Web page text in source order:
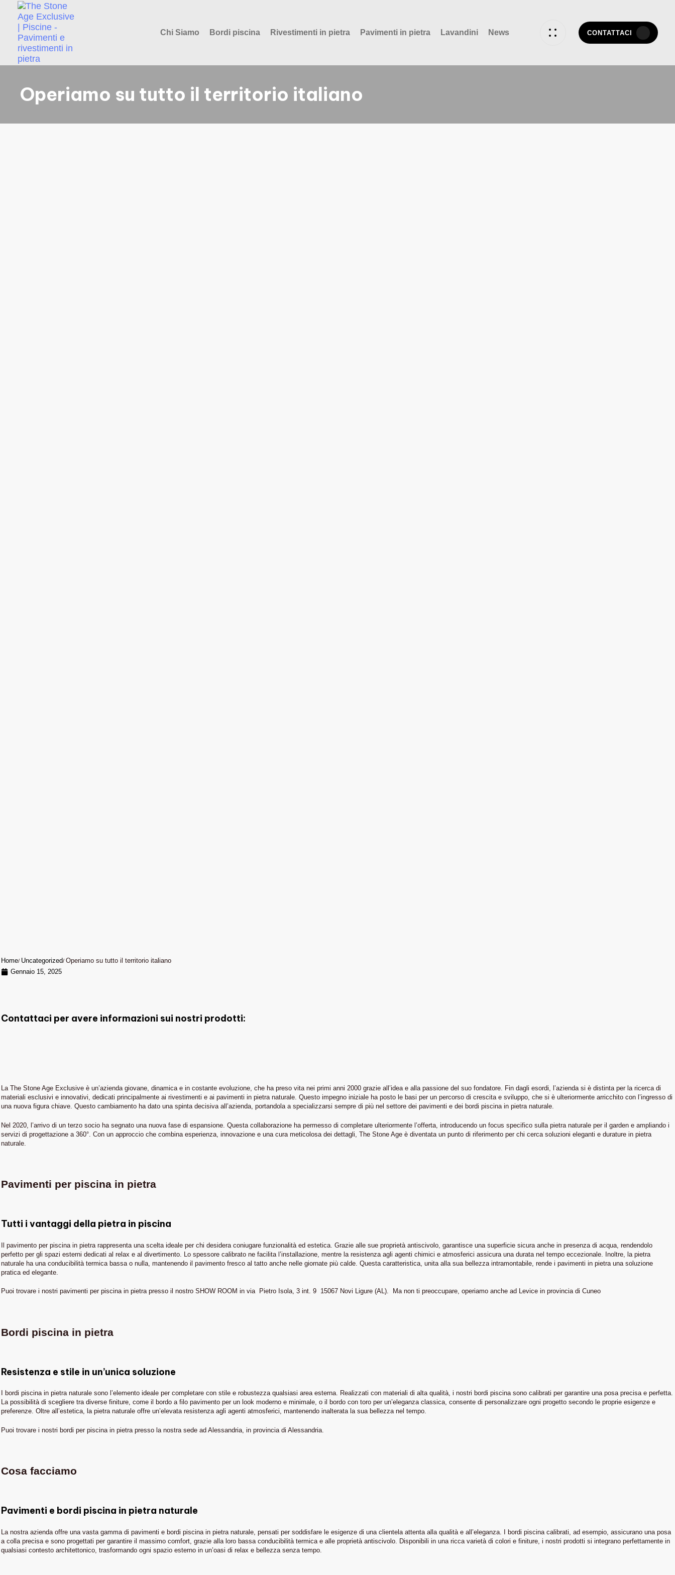
Chi Siamo Bordi piscina Rivestimenti in pietra Pavimenti in pietra Lavandini News CONTATTACI
Operiamo su tutto il territorio italiano
Home Uncategorized Operiamo su tutto il territorio italiano
Gennaio 15, 2025
Contattaci per avere informazioni sui nostri prodotti:
La The Stone Age Exclusive è un’azienda giovane, dinamica e in costante evoluzione, che ha preso vita nei primi anni 2000 grazie all’idea e alla passione del suo fondatore. Fin dagli esordi, l’azienda si è distinta per la ricerca di
materiali esclusivi e innovativi, dedicati principalmente ai rivestimenti e ai pavimenti in pietra naturale. Questo impegno iniziale ha posto le basi per un percorso di crescita e sviluppo, che si è ulteriormente arricchito con l’ingresso di
una nuova figura chiave. Questo cambiamento ha dato una spinta decisiva all’azienda, portandola a specializzarsi sempre di più nel settore dei pavimenti e dei bordi piscina in pietra naturale.
Nel 2020, l’arrivo di un terzo socio ha segnato una nuova fase di espansione. Questa collaborazione ha permesso di completare ulteriormente l’offerta, introducendo un focus specifico sulla pietra naturale per il garden e ampliando i
servizi di progettazione a 360°. Con un approccio che combina esperienza, innovazione e una cura meticolosa dei dettagli, The Stone Age è diventata un punto di riferimento per chi cerca soluzioni eleganti e durature in pietra
naturale.
Pavimenti per piscina in pietra
Tutti i vantaggi della pietra in piscina
Il pavimento per piscina in pietra rappresenta una scelta ideale per chi desidera coniugare funzionalità ed estetica. Grazie alle sue proprietà antiscivolo, garantisce una superficie sicura anche in presenza di acqua, rendendolo
perfetto per gli spazi esterni dedicati al relax e al divertimento. Lo spessore calibrato ne facilita l’installazione, mentre la resistenza agli agenti chimici e atmosferici assicura una durata nel tempo eccezionale. Inoltre, la pietra
naturale ha una conducibilità termica bassa o nulla, mantenendo il pavimento fresco al tatto anche nelle giornate più calde. Questa caratteristica, unita alla sua bellezza intramontabile, rende i pavimenti in pietra una soluzione
pratica ed elegante.
Puoi trovare i nostri pavimenti per piscina in pietra presso il nostro SHOW ROOM in via Pietro Isola, 3 int. 9 15067 Novi Ligure (AL). Ma non ti preoccupare, operiamo anche ad Levice in provincia di Cuneo
Bordi piscina in pietra
Resistenza e stile in un’unica soluzione
I bordi piscina in pietra naturale sono l’elemento ideale per completare con stile e robustezza qualsiasi area esterna. Realizzati con materiali di alta qualità, i nostri bordi piscina sono calibrati per garantire una posa precisa e perfetta.
La possibilità di scegliere tra diverse finiture, come il bordo a filo pavimento per un look moderno e minimale, o il bordo con toro per un’eleganza classica, consente di personalizzare ogni progetto secondo le proprie esigenze e
preferenze. Oltre all’estetica, la pietra naturale offre un’elevata resistenza agli agenti atmosferici, mantenendo inalterata la sua bellezza nel tempo.
Puoi trovare i nostri bordi per piscina in pietra presso la nostra sede ad Alessandria, in provincia di Alessandria.
Cosa facciamo
Pavimenti e bordi piscina in pietra naturale
La nostra azienda offre una vasta gamma di pavimenti e bordi piscina in pietra naturale, pensati per soddisfare le esigenze di una clientela attenta alla qualità e all’eleganza. I bordi piscina calibrati, ad esempio, assicurano una posa
a colla precisa e sono progettati per garantire il massimo comfort, grazie alla loro bassa conducibilità termica e alle proprietà antiscivolo. Disponibili in una ricca varietà di colori e finiture, i nostri prodotti si integrano perfettamente in
qualsiasi contesto architettonico, trasformando ogni spazio esterno in un’oasi di relax e bellezza senza tempo.
IN EVIDENZA CHI SIAMO PER INFORMAZIONI